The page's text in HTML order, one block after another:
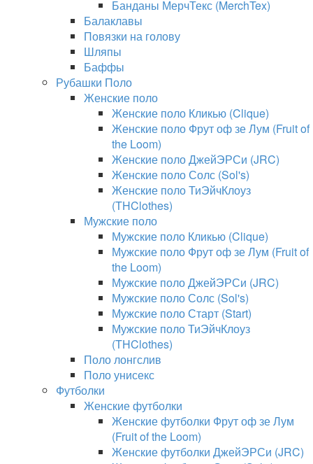
Банданы МерчТекс (MerchTex)
Балаклавы
Повязки на голову
Шляпы
Баффы
Рубашки Поло
Женские поло
Женские поло Кликью (Clique)
Женские поло Фрут оф зе Лум (Fruit of
the Loom)
Женские поло ДжейЭРСи (JRC)
Женские поло Солс (Sol's)
Женские поло ТиЭйчКлоуз
(THClothes)
Мужские поло
Мужские поло Кликью (Clique)
Мужские поло Фрут оф зе Лум (Fruit of
the Loom)
Мужские поло ДжейЭРСи (JRC)
Мужские поло Солс (Sol's)
Мужские поло Старт (Start)
Мужские поло ТиЭйчКлоуз
(THClothes)
Поло лонгслив
Поло унисекс
Футболки
Женские футболки
Женские футболки Фрут оф зе Лум
(Fruit of the Loom)
Женские футболки ДжейЭРСи (JRC)